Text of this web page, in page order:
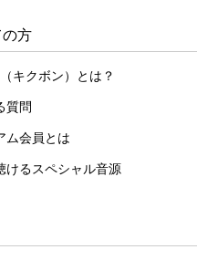
方
キクボン）とは？
質問
ム会員とは
けるスペシャル音源